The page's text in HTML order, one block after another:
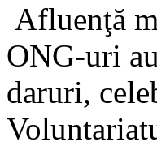
Afluenţă
ONG-uri
daruri,